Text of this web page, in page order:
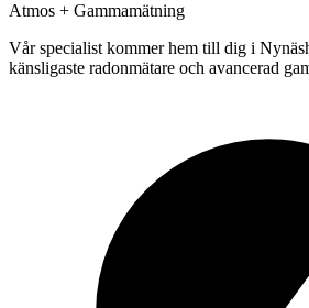
Atmos + Gammamätning
Vår specialist kommer hem till dig i
känsligaste radonmätare och avancerad